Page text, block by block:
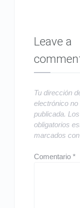
Leave a
Tu dirección
electrónico no
publicada.
obligatorios
marcados con
Comentario*